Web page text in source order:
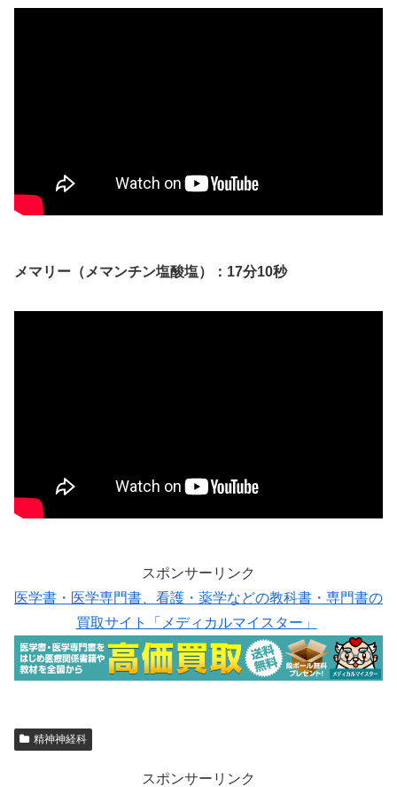
メマリー（メマンチン塩酸塩）：17分10秒
スポンサーリンク
医学書・医学専門書、看護・薬学などの教科書・専門書の
買取サイト「メディカルマイスター」
精神神経科
スポンサーリンク